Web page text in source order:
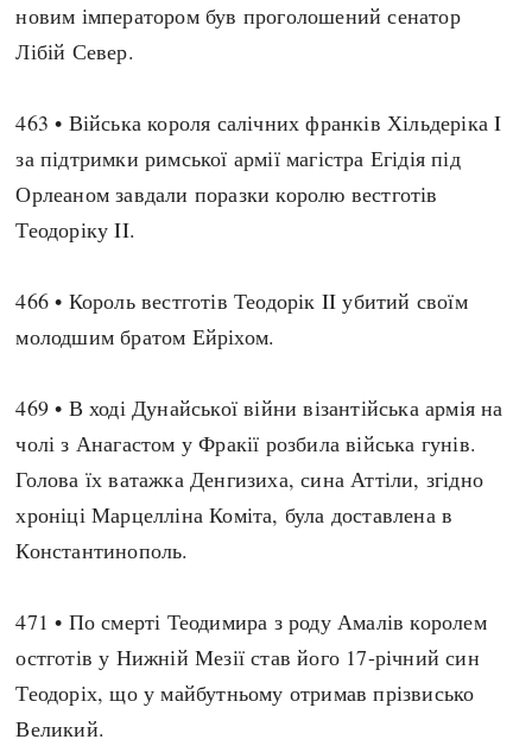
новим імператором був проголошений сенатор
Лібій Север.
463 • Війська короля салічних франків Хільдеріка I
за підтримки римської армії магістра Егідія під
Орлеаном завдали поразки королю вестготів
Теодоріку II.
466 • Король вестготів Теодорік II убитий своїм
молодшим братом Ейріхом.
469 • В ході Дунайської війни візантійська армія на
чолі з Анагастом у Фракії розбила війська гунів.
Голова їх ватажка Денгизиха, сина Аттіли, згідно
хроніці Марцелліна Коміта, була доставлена в
Константинополь.
471 • По смерті Теодимира з роду Амалів королем
остготів у Нижній Мезії став його 17-річний син
Теодоріх, що у майбутньому отримав прізвисько
Великий.